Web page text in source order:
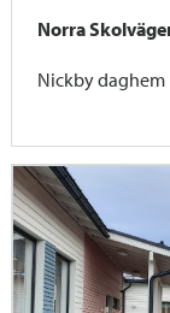
Norra
Nickby